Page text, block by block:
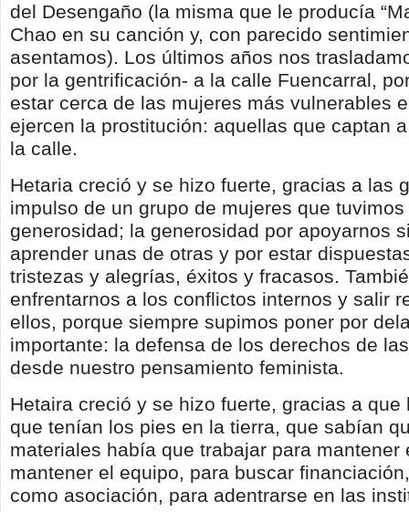
del Desengaño (la misma que le producía
Chao en su canción y, con parecido
asentamos). Los últimos años nos
por la gentrificación- a la calle Fuencarral,
estar cerca de las mujeres más vulnerables
ejercen la prostitución: aquellas que captan
la calle.
Hetaria creció y se hizo fuerte, gracias a las
impulso de un grupo de mujeres que
generosidad; la generosidad por apoyarnos
aprender unas de otras y por estar
tristezas y alegrías, éxitos y fracasos.
enfrentarnos a los conflictos internos y salir
ellos, porque siempre supimos poner por
importante: la defensa de los derechos de
desde nuestro pensamiento feminista.
Hetaira creció y se hizo fuerte, gracias a que
que tenían los pies en la tierra, que sabían
materiales había que trabajar para mantener
mantener el equipo, para buscar
como asociación, para adentrarse en las